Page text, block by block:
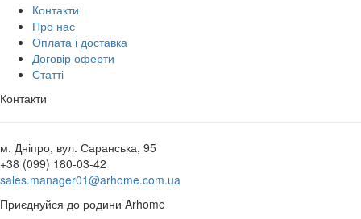
Контакти
Про нас
Оплата і доставка
Договір оферти
Статті
Контакти
м. Дніпро, вул. Саранська, 95
+38 (099) 180-03-42
sales.manager01@arhome.com.ua
Приєднуйся до родини Arhome